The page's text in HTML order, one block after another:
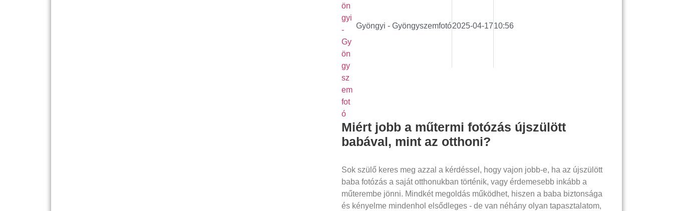
Gyöngyi - Gyöngyszemfotó2025-04-1710:56
Miért jobb a műtermi fotózás újszülött
babával, mint az otthoni?
Sok szülő keres meg azzal a kérdéssel, hogy vajon jobb-e, ha az újszülött
baba fotózás a saját otthonukban történik, vagy érdemesebb inkább a
műterembe jönni. Mindkét megoldás működhet, hiszen a baba biztonsága
és kényelme mindenhol elsődleges - de van néhány olyan tapasztalatom,